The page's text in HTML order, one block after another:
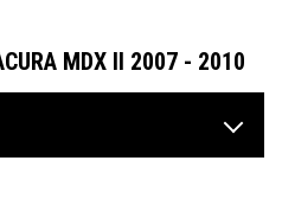
MDX II 2007 - 2010